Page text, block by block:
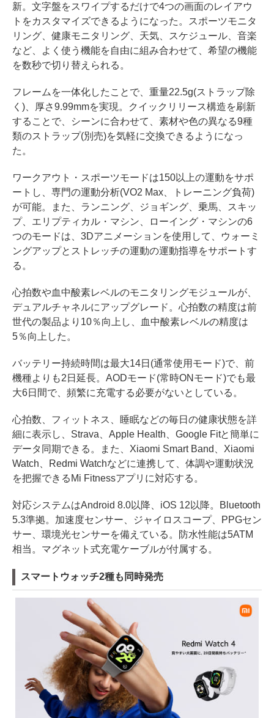
新。文字盤をスワイプするだけで4つの画面のレイアウ
トをカスタマイズできるようになった。スポーツモニタ
リング、健康モニタリング、天気、スケジュール、音楽
など、よく使う機能を自由に組み合わせて、希望の機能
を数秒で切り替えられる。
フレームを一体化したことで、重量22.5g(ストラップ除
く)、厚さ9.99mmを実現。クイックリリース構造を刷新
することで、シーンに合わせて、素材や色の異なる9種
類のストラップ(別売)を気軽に交換できるようになっ
た。
ワークアウト・スポーツモードは150以上の運動をサポ
ートし、専門の運動分析(VO2 Max、トレーニング負荷)
が可能。また、ランニング、ジョギング、乗馬、スキッ
プ、エリプティカル・マシン、ローイング・マシンの6
つのモードは、3Dアニメーションを使用して、ウォーミ
ングアップとストレッチの運動の運動指導をサポートす
る。
心拍数や血中酸素レベルのモニタリングモジュールが、
デュアルチャネルにアップグレード。心拍数の精度は前
世代の製品より10％向上し、血中酸素レベルの精度は
5％向上した。
バッテリー持続時間は最大14日(通常使用モード)で、前
機種よりも2日延長。AODモード(常時ONモード)でも最
大6日間で、頻繁に充電する必要がないとしている。
心拍数、フィットネス、睡眠などの毎日の健康状態を詳
細に表示し、Strava、Apple Health、Google Fitと簡単に
データ同期できる。また、Xiaomi Smart Band、Xiaomi
Watch、Redmi Watchなどに連携して、体調や運動状況
を把握できるMi Fitnessアプリに対応する。
対応システムはAndroid 8.0以降、iOS 12以降。Bluetooth
5.3準拠。加速度センサー、ジャイロスコープ、PPGセン
サー、環境光センサーを備えている。防水性能は5ATM
相当。マグネット式充電ケーブルが付属する。
スマートウォッチ2種も同時発売